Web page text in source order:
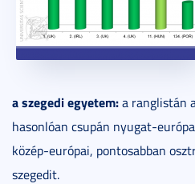
a szegedi egyetem:a ranglistán
hasonlóan csupán nyugat-
közép-európai, pontosabban
szegedit.